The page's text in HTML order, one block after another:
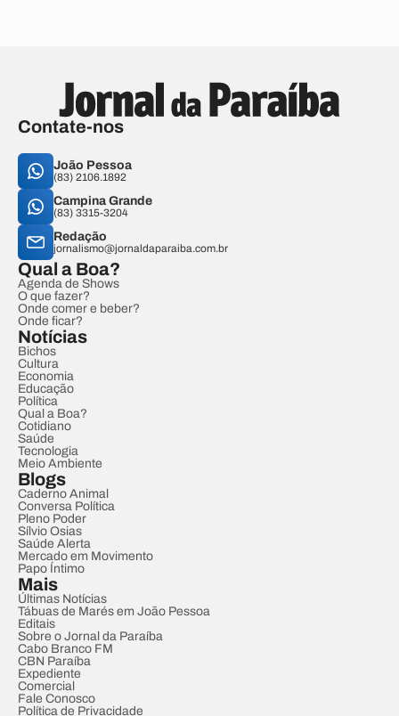
Contate-nos
João Pessoa
(83) 2106.1892
Campina Grande
(83) 3315-3204
Redação
jornalismo@jornaldaparaiba.com.br
Qual a Boa?
Agenda de Shows
O que fazer?
Onde comer e beber?
Onde ficar?
Notícias
Bichos
Cultura
Economia
Educação
Política
Qual a Boa?
Cotidiano
Saúde
Tecnologia
Meio Ambiente
Blogs
Caderno Animal
Conversa Política
Pleno Poder
Sílvio Osias
Saúde Alerta
Mercado em Movimento
Papo Íntimo
Mais
Últimas Notícias
Tábuas de Marés em João Pessoa
Editais
Sobre o Jornal da Paraíba
Cabo Branco FM
CBN Paraíba
Expediente
Comercial
Fale Conosco
Política de Privacidade